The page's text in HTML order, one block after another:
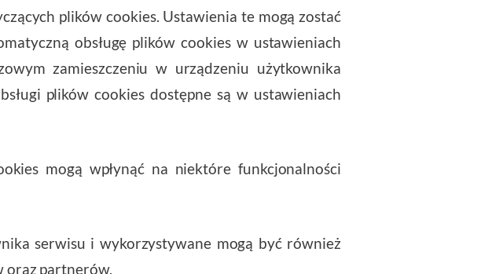
plików cookies. Ustawienia te mogą zostać
obsługę plików cookies w ustawieniach
zamieszczeniu w urządzeniu użytkownika
plików cookies dostępne są w ustawieniach
mogą wpłynąć na niektóre funkcjonalności
serwisu i wykorzystywane mogą być również
oraz partnerów.